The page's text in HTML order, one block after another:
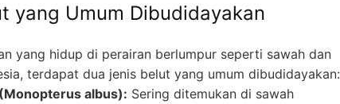
yang Umum Dibudidayakan
yang hidup di perairan berlumpur seperti sawah dan
terdapat dua jenis belut yang umum dibudidayakan:
albus): Sering ditemukan di sawah